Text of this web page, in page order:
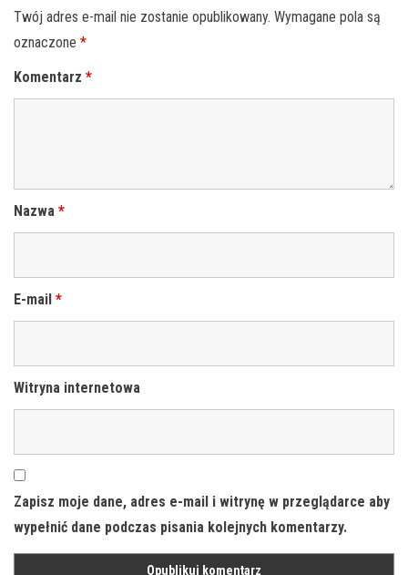
Twój adres e-mail nie zostanie opublikowany. Wymagane pola są
oznaczone *
Komentarz *
Nazwa *
E-mail *
Witryna internetowa
Zapisz moje dane, adres e-mail i witrynę w przeglądarce aby
wypełnić dane podczas pisania kolejnych komentarzy.